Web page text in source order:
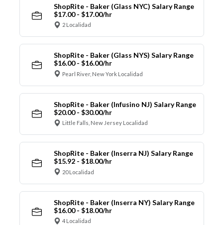
ShopRite - Baker (Glass NYC) Salary Range
$17.00 - $17.00/hr
2 Localidad
ShopRite - Baker (Glass NYS) Salary Range
$16.00 - $16.00/hr
Pearl River, New York Localidad
ShopRite - Baker (Infusino NJ) Salary Range
$20.00 - $30.00/hr
Little Falls, New Jersey Localidad
ShopRite - Baker (Inserra NJ) Salary Range
$15.92 - $18.00/hr
20 Localidad
ShopRite - Baker (Inserra NY) Salary Range
$16.00 - $18.00/hr
4 Localidad